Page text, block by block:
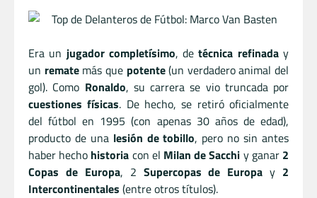
Era un jugador completísimo, detécnica refinaday
un rematemás que potente(un verdadero animal del
gol). Como Ronaldo, su carrera se vio truncada por
cuestiones físicas. De hecho, se retiró oficialmente
del fútbol en 1995 (con apenas 30 años de edad),
producto de una lesión de tobillo, pero no sin antes
haber hecho historia con el Milan de Sacchi y ganar 2
Copas de Europa, 2 Supercopas de Europa y 2
Intercontinentales (entre otros títulos).